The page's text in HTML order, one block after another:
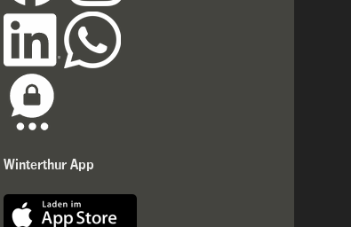
Winterthur App